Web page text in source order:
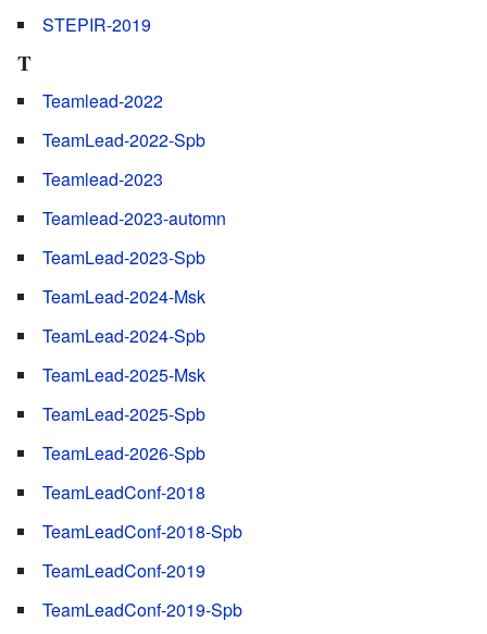
STEPIR-2019
T
Teamlead-2022
TeamLead-2022-Spb
Teamlead-2023
Teamlead-2023-automn
TeamLead-2023-Spb
TeamLead-2024-Msk
TeamLead-2024-Spb
TeamLead-2025-Msk
TeamLead-2025-Spb
TeamLead-2026-Spb
TeamLeadConf-2018
TeamLeadConf-2018-Spb
TeamLeadConf-2019
TeamLeadConf-2019-Spb